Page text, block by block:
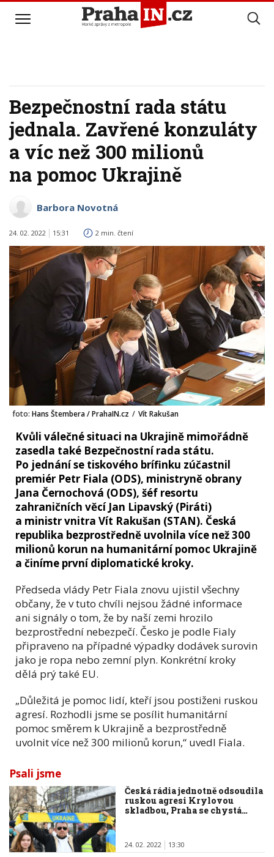
Bezpečnostní rada státu
jednala. Zavřené konzuláty
a víc než 300 milionů
na pomoc Ukrajině
Barbora Novotná
24. 02. 2022 15:31 2 min. čtení
foto: Hans Štembera / PrahaIN.cz / Vít Rakušan
Kvůli válečné situaci na Ukrajině mimořádně
zasedla také Bezpečnostní rada státu.
Po jednání se tiskového brífinku zúčastnil
premiér Petr Fiala (ODS), ministryně obrany
Jana Černochová (ODS), šéf resortu
zahraničních věcí Jan Lipavský (Piráti)
a ministr vnitra Vít Rakušan (STAN). Česká
republika bezprostředně uvolnila více než 300
milionů korun na humanitární pomoc Ukrajině
a činíme první diplomatické kroky.
Předseda vlády Petr Fiala znovu ujistil všechny
občany, že v tuto chvíli nejsou žádné informace
ani signály o tom, že by naší zemi hrozilo
bezprostřední nebezpečí. Česko je podle Fialy
připraveno na případné výpadky dodávek surovin
jako je ropa nebo zemní plyn. Konkrétní kroky
dělá prý také EU.
„Důležitá je pomoc lidí, kteří jsou postiženi ruskou
agresí. Rozhodli jsme se posílit humanitární
pomoc směrem k Ukrajině a bezprostředně
uvolnit více než 300 milionů korun,“ uvedl Fiala.
Psali jsme
Česká rádia jednotně odsoudila
ruskou agresi Krylovou
skladbou, Praha se chystá…
24. 02. 2022 13:30